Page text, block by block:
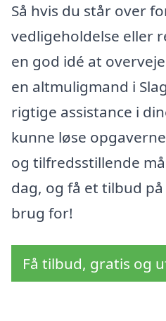
Så hvis du står over
vedligeholdelse eller
en god idé at
en altmuligmand i
rigtige assistance i
kunne løse
og tilfredsstillende
dag, og få et tilbud
brug for!
Få tilbud, gratis og